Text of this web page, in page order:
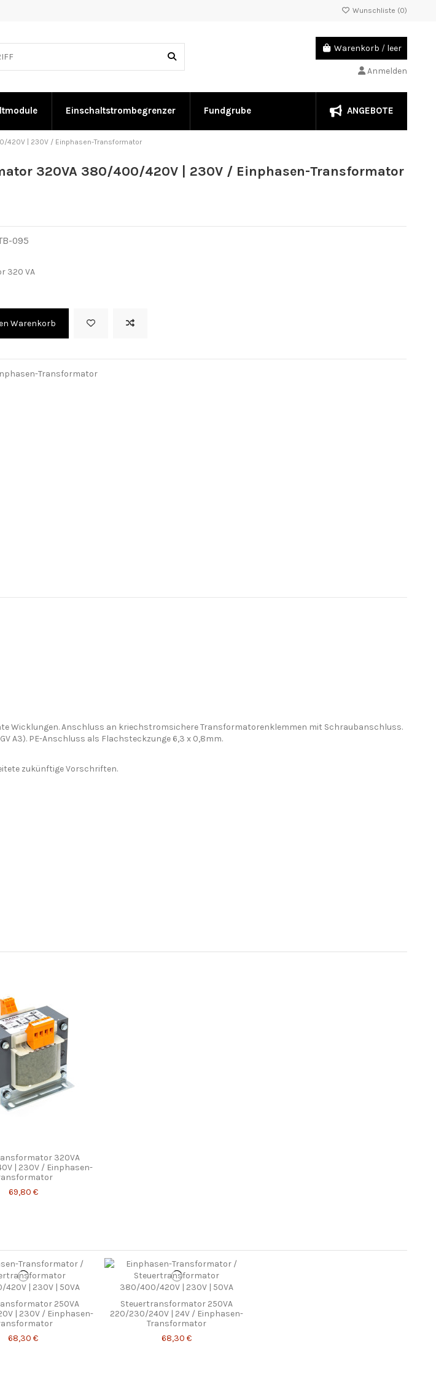
Wunschliste (0)
Warenkorb / leer
Anmelden
Einschaltstrombegrenzer Fundgrube ANGEBOTE
420V | 230V / Einphasen-Transformator
320VA 380/400/420V | 230V / Einphasen-Transformator
095
320 VA
Warenkorb
Transformator
Wicklungen. Anschluss an kriechstromsichere Transformatorenklemmen mit Schraubanschluss.
A3). PE-Anschluss als Flachsteckzunge 6,3 x 0,8mm.
zukünftige Vorschriften.
320VA
| 230V / Einphasen-
69,80 €
250VA
| 230V / Einphasen-
68,30 €
Steuertransformator 250VA
220/230/240V | 24V / Einphasen-
Transformator
68,30 €